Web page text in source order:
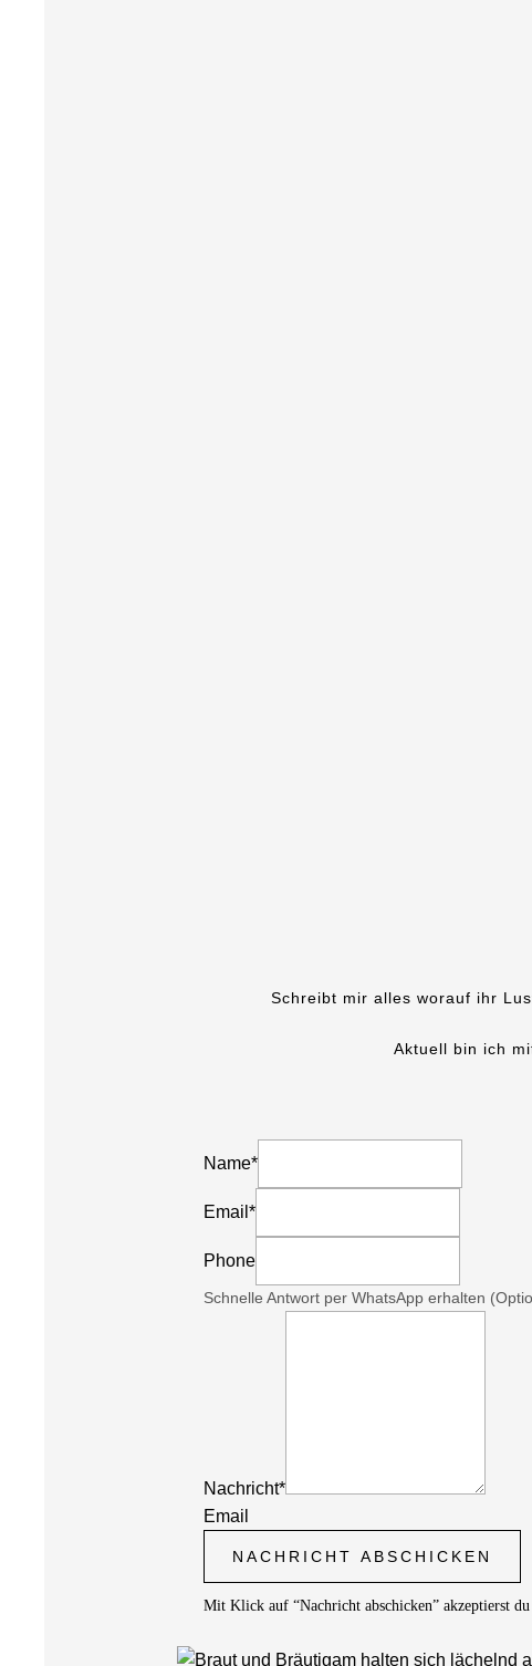
Schreibt mir alles worauf ihr
Aktuell bin ich
Name*
Email *
Phone
Schnelle Antwort per WhatsApp erhalten
Nachricht*
Email
NACHRICHT ABSCHICKEN
Mit Klick auf “Nachricht abschicken” akzeptierst